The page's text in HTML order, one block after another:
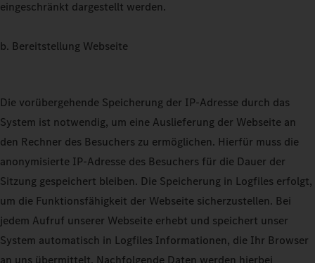
eingeschränkt dargestellt werden.
b. Bereitstellung Webseite
Die vorübergehende Speicherung der IP-Adresse durch das
System ist notwendig, um eine Auslieferung der Webseite an
den Rechner des Besuchers zu ermöglichen. Hierfür muss die
anonymisierte IP-Adresse des Besuchers für die Dauer der
Sitzung gespeichert bleiben. Die Speicherung in Logfiles erfolgt,
um die Funktionsfähigkeit der Webseite sicherzustellen. Bei
jedem Aufruf unserer Webseite erhebt und speichert unser
System automatisch in Logfiles Informationen, die Ihr Browser
an uns übermittelt. Nachfolgende Daten werden hierbei